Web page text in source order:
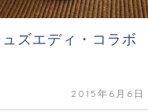
ズエディ・コラボ
2015年6月6日